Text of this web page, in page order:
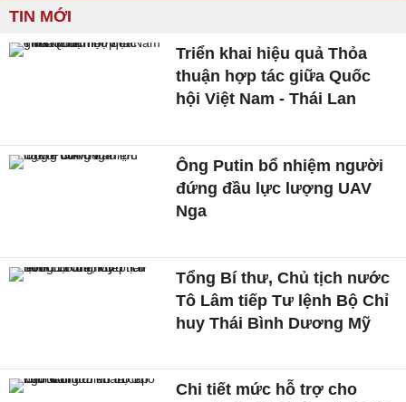
TIN MỚI
Triển khai hiệu quả Thỏa
thuận hợp tác giữa Quốc
hội Việt Nam - Thái Lan
Ông Putin bổ nhiệm người
đứng đầu lực lượng UAV
Nga
Tổng Bí thư, Chủ tịch nước
Tô Lâm tiếp Tư lệnh Bộ Chỉ
huy Thái Bình Dương Mỹ
Chi tiết mức hỗ trợ cho